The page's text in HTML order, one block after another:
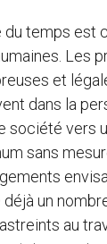
du temps est
Les
et
dans la
société vers
sans
déjà un
au